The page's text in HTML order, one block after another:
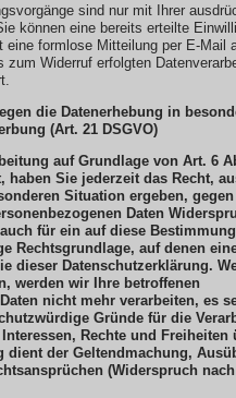
sind nur mit Ihrer
können eine bereits erteilte
eine formlose Mitteilung per E-Mail
zum Widerruf erfolgten
die Datenerhebung in
(Art. 21 DSGVO)
auf Grundlage von Art. 6
haben Sie jederzeit das Recht,
Situation ergeben,
Daten
für ein auf diese
Rechtsgrundlage, auf denen
dieser Datenschutzerklärung.
werden wir Ihre betroffenen
nicht mehr verarbeiten, es
Gründe für die
Rechte und Freiheiten
dient der Geltendmachung,
(Widerspruch